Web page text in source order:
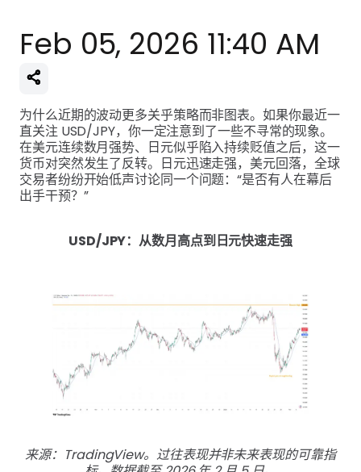
Feb 05, 2026 11:40 AM
为什么近期的波动更多关乎策略而非图表。如果你最近一
直关注 USD/JPY，你一定注意到了一些不寻常的现象。
在美元连续数月强势、日元似乎陷入持续贬值之后，这一
货币对突然发生了反转。日元迅速走强，美元回落，全球
交易者纷纷开始低声讨论同一个问题：“是否有人在幕后
出手干预？”
USD/JPY：从数月高点到日元快速走强
来源：TradingView。过往表现并非未来表现的可靠指